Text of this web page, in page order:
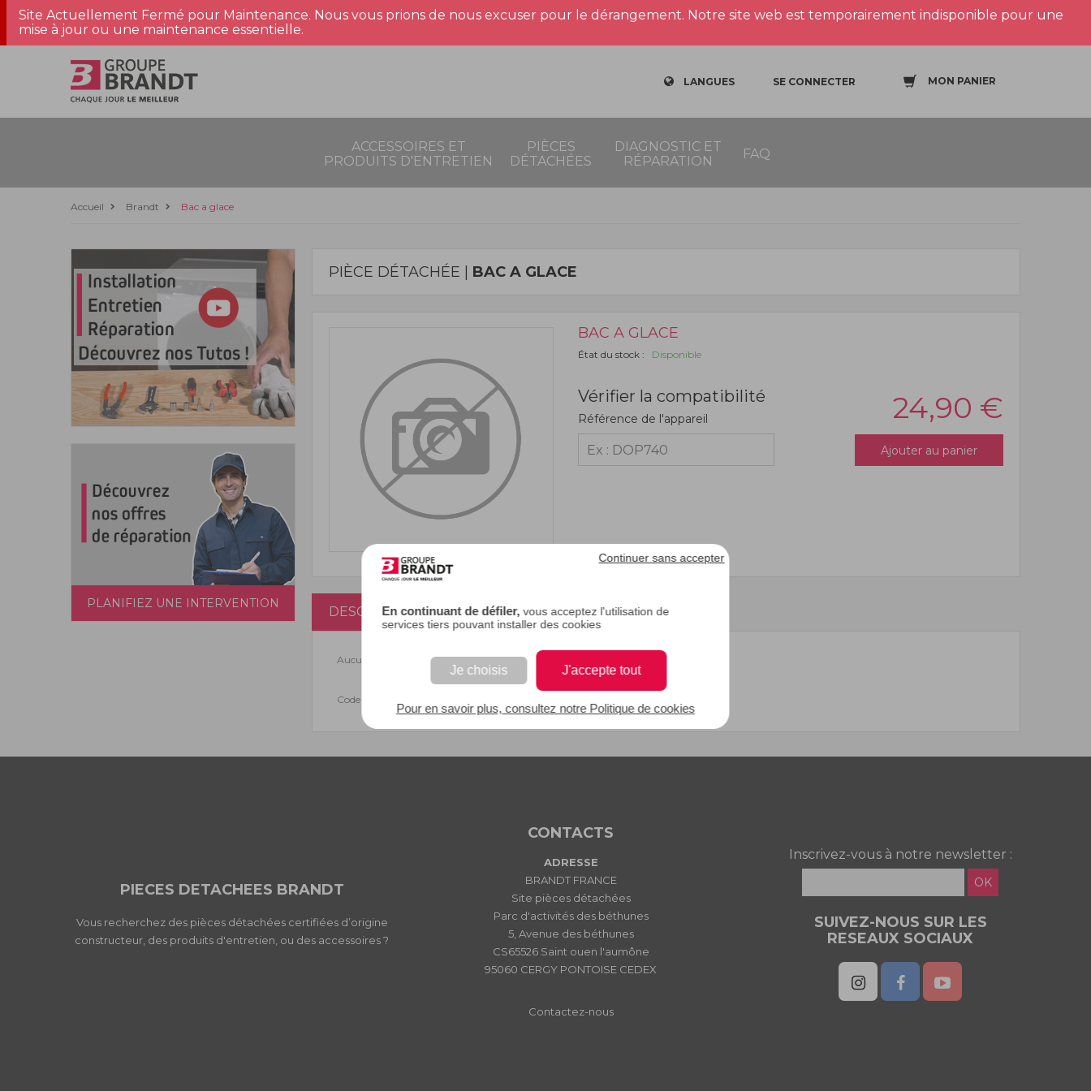
En continuant de défiler, vous acceptez l'utilisation de
services tiers pouvant installer des cookies
Je choisis J'accepte tout
Continuer sans accepter
Pour en savoir plus, consultez notre Politique de cookies
Site Actuellement Fermé pour Maintenance. Nous vous prions de nous excuser pour le dérangement. Notre site web est temporairement indisponible pour une
mise à jour ou une maintenance essentielle.
LANGUES SE CONNECTER MON PANIER
ACCESSOIRES ET
PRODUITS D'ENTRETIEN
PIÈCES
DÉTACHÉES
DIAGNOSTIC ET
RÉPARATION
FAQ
Accueil Brandt Bac a glace
PLANIFIEZ UNE INTERVENTION
PIÈCE DÉTACHÉE | BAC A GLACE
BAC A GLACE
État du stock : Disponible
Vérifier la compatibilité
Référence de l'appareil 24,90 €
Ajouter au panier
DESCRIPTION
Aucune description.
Code EAN : 3251431432565
PIECES DETACHEES BRANDT
Vous recherchez des pièces détachées certifiées d’origine
constructeur, des produits d'entretien, ou des accessoires ?
CONTACTS
ADRESSE
BRANDT FRANCE
Site pièces détachées
Parc d'activités des béthunes
5, Avenue des béthunes
CS65526 Saint ouen l'aumône
95060 CERGY PONTOISE CEDEX
Contactez-nous
Inscrivez-vous à notre newsletter :
OK
SUIVEZ-NOUS SUR LES
RESEAUX SOCIAUX